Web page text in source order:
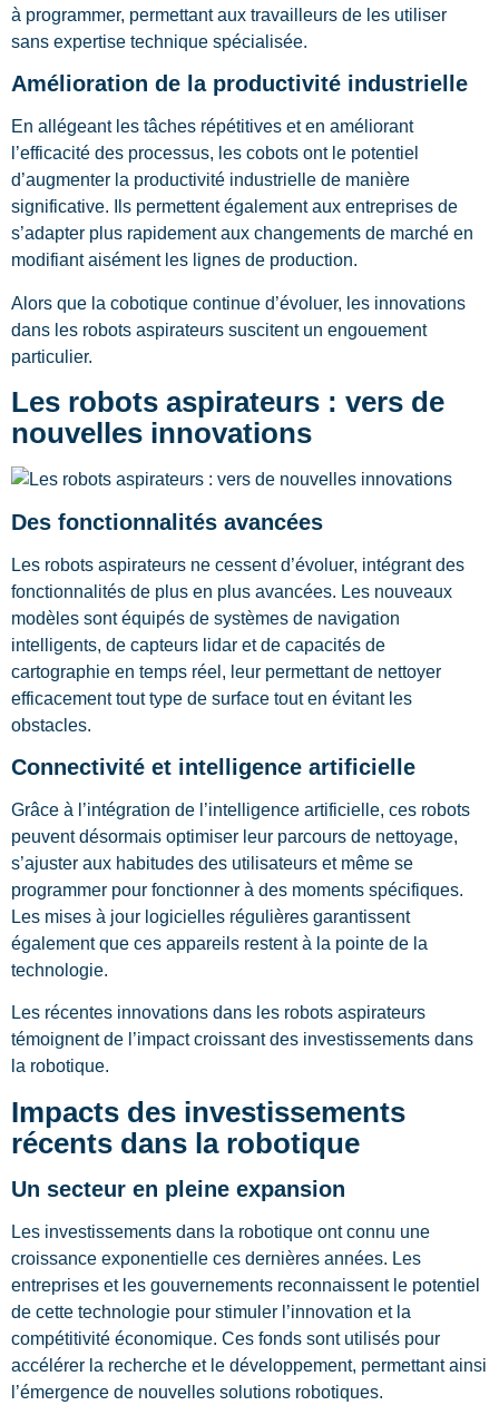
à programmer, permettant aux travailleurs de les utiliser
sans expertise technique spécialisée.
Amélioration de la productivité industrielle
En allégeant les tâches répétitives et en améliorant
l’efficacité des processus, les cobots ont le potentiel
d’augmenter la productivité industrielle de manière
significative. Ils permettent également aux entreprises de
s’adapter plus rapidement aux changements de marché en
modifiant aisément les lignes de production.
Alors que la cobotique continue d’évoluer, les innovations
dans les robots aspirateurs suscitent un engouement
particulier.
Les robots aspirateurs : vers de
nouvelles innovations
Des fonctionnalités avancées
Les robots aspirateurs ne cessent d’évoluer, intégrant des
fonctionnalités de plus en plus avancées. Les nouveaux
modèles sont équipés de systèmes de navigation
intelligents, de capteurs lidar et de capacités de
cartographie en temps réel, leur permettant de nettoyer
efficacement tout type de surface tout en évitant les
obstacles.
Connectivité et intelligence artificielle
Grâce à l’intégration de l’intelligence artificielle, ces robots
peuvent désormais optimiser leur parcours de nettoyage,
s’ajuster aux habitudes des utilisateurs et même se
programmer pour fonctionner à des moments spécifiques.
Les mises à jour logicielles régulières garantissent
également que ces appareils restent à la pointe de la
technologie.
Les récentes innovations dans les robots aspirateurs
témoignent de l’impact croissant des investissements dans
la robotique.
Impacts des investissements
récents dans la robotique
Un secteur en pleine expansion
Les investissements dans la robotique ont connu une
croissance exponentielle ces dernières années. Les
entreprises et les gouvernements reconnaissent le potentiel
de cette technologie pour stimuler l’innovation et la
compétitivité économique. Ces fonds sont utilisés pour
accélérer la recherche et le développement, permettant ainsi
l’émergence de nouvelles solutions robotiques.